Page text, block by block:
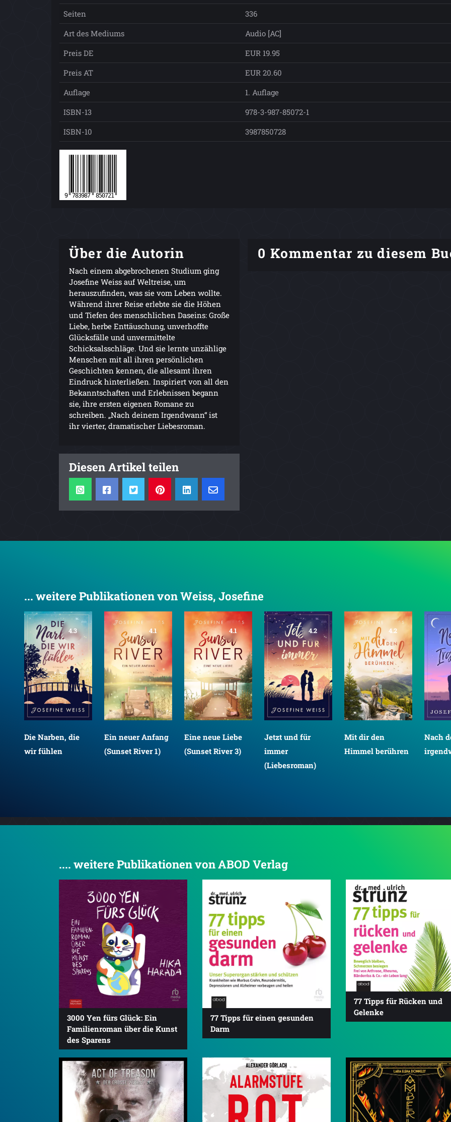
Seiten
336
Art des Mediums
Audio [AC]
Preis DE
EUR 19.95
Preis AT
EUR 20.60
Auflage
1. Auflage
ISBN-13
978-3-987-85072-1
ISBN-10
3987850728
Über die Autorin
Nach einem abgebrochenen Studium ging
Josefine Weiss auf Weltreise, um
herauszufinden, was sie vom Leben wollte.
Während ihrer Reise erlebte sie die Höhen
und Tiefen des menschlichen Daseins: Große
Liebe, herbe Enttäuschung, unverhoffte
Glücksfälle und unvermittelte
Schicksalsschläge. Und sie lernte unzählige
Menschen mit all ihren persönlichen
Geschichten kennen, die allesamt ihren
Eindruck hinterließen. Inspiriert von all den
Bekanntschaften und Erlebnissen begann
sie, ihre ersten eigenen Romane zu
schreiben. „Nach deinem Irgendwann“ ist
ihr vierter, dramatischer Liebesroman.
Diesen Artikel teilen
0 Kommentar zu diesem
... weitere Publikationen von Weiss, Josefine
4.3
Die Narben, die
wir fühlen
4.1
Ein neuer Anfang
(Sunset River 1)
4.1
Eine neue Liebe
(Sunset River 3)
4.2
Jetzt und für
immer
(Liebesroman)
4.2
Mit dir den
Himmel berühren
Nach
.... weitere Publikationen von ABOD Verlag
3000 Yen fürs Glück: Ein
Familienroman über die Kunst
des Sparens
77 Tipps für einen gesunden
Darm
77 Tipps für Rücken und
Gelenke
4.0